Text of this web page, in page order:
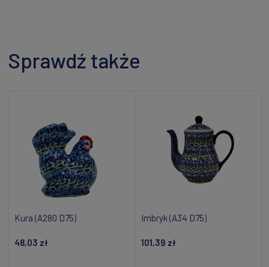
Sprawdź także
Kura (A280 D75)
48,03 zł
Imbryk (A34 D75)
101,39 zł